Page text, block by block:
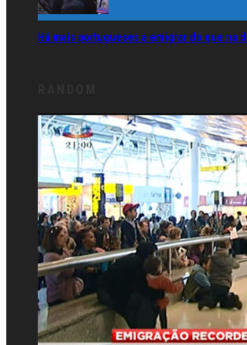
Há mais portugueses a emigrar do que na